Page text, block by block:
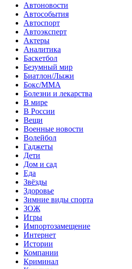
Автоновости
Автособытия
Автоспорт
Автоэксперт
Актеры
Аналитика
Баскетбол
Безумный мир
Биатлон/Лыжи
Бокс/MMA
Болезни и лекарства
В мире
В России
Вещи
Военные новости
Волейбол
Гаджеты
Дети
Дом и сад
Еда
Звёзды
Здоровье
Зимние виды спорта
ЗОЖ
Игры
Импортозамещение
Интернет
Истории
Компании
Криминал